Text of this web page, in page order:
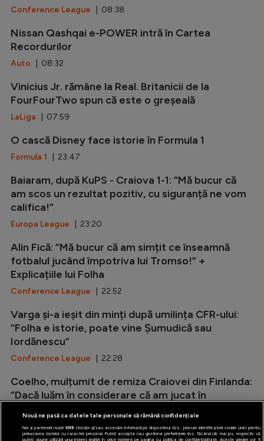
Conference League | 08:38
Nissan Qashqai e-POWER intră în Cartea
Recordurilor
Auto | 08:32
Vinicius Jr. rămâne la Real. Britanicii de la
FourFourTwo spun că este o greșeală
LaLiga | 07:59
O cască Disney face istorie în Formula 1
Formula 1 | 23:47
Baiaram, după KuPS - Craiova 1-1: ”Mă bucur că
am scos un rezultat pozitiv, cu siguranță ne vom
califica!”
Europa League | 23:20
Alin Fică: ”Mă bucur că am simțit ce înseamnă
fotbalul jucând împotriva lui Tromso!” +
Explicațiile lui Folha
Conference League | 22:52
Varga și-a ieșit din minți după umilința CFR-ului:
”Folha e istorie, poate vine Șumudică sau
Iordănescu”
Conference League | 22:28
Coelho, mulțumit de remiza Craiovei din Finlanda:
”Dacă luăm în considerare că am jucat în
Europa League| 22:04
Nouă ne pasă ca datele tale personale să rămână confidențiale
Noi și partenerii noștri 1019stocăm și/sau accesăm informații pe dispozitivul dvs., precum identificatorii cookie unici pentru
prelucrarea datelor cu caracter personal. Puteți accepta sau gestiona preferințele dvs. făcând clic mai jos, respectiv vă
puteți opune utilizării unui interes legitim în orice moment pe pagina cu politica de confidențialitate. Aceste alegeri vor fi